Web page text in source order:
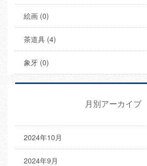
絵画 (0)
茶道具 (4)
象牙 (0)
月別アーカイブ
2024年10月
2024年9月